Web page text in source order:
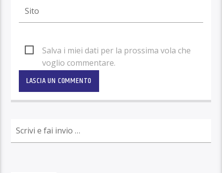
Salva i miei dati per la prossima vola che
voglio commentare.